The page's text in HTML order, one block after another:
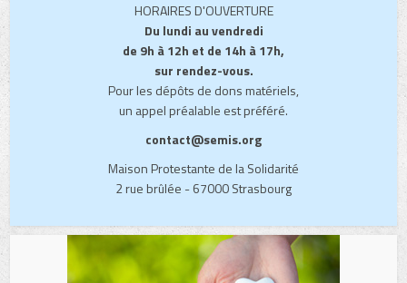
HORAIRES D'OUVERTURE
Du lundi au vendredi
de 9h à 12h et de 14h à 17h,
sur rendez-vous.
Pour les dépôts de dons matériels,
un appel préalable est préféré.
contact@semis.org
Maison Protestante de la Solidarité
2 rue brûlée - 67000 Strasbourg